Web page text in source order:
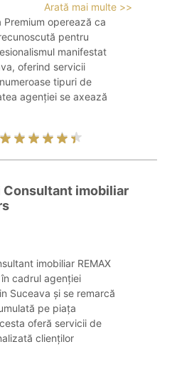
Arată mai multe >>
Premium operează ca
pentru
manifestat
oferind servicii
tipuri de
agenției se axează
Consultant imobiliar
imobiliar REMAX
cadrul agenției
Suceava și se remarcă
pe piața
oferă servicii de
clienților